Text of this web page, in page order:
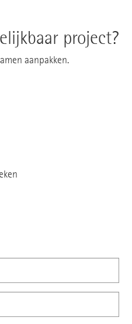
project?
aanpakken.